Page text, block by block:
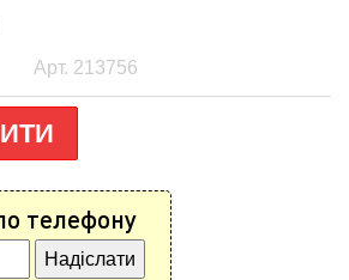
Арт. 213756
телефону